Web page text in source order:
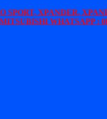
XPANDER,
WHATSAPP :